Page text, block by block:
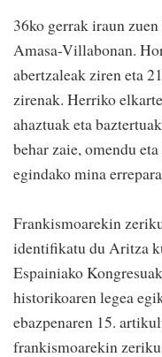
36ko gerrak iraun
Amasa-Villabonan.
abertzaleak ziren eta
zirenak. Herriko
ahaztuak eta
behar zaie, omendu
egindako mina
Frankismoarekin
identifikatu du Aritza
Espainiako
historikoaren legea
ebazpenaren 15.
frankismoarekin